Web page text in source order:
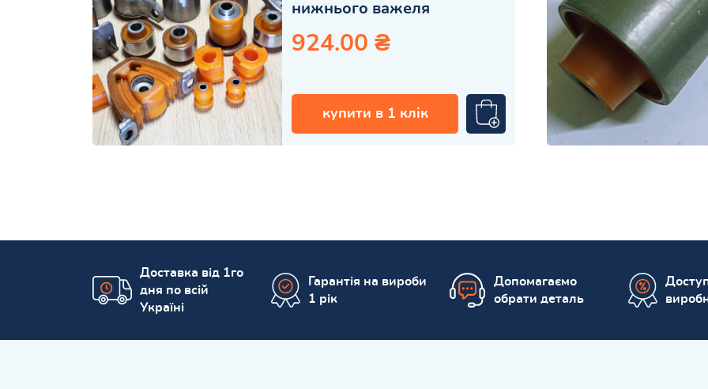
нижнього важеля
924.00 ₴
купити в 1 клік
Доставка від 1го
дня по всій
Україні
Гарантія на вироби
1 рік
Допомагаємо
обрати деталь